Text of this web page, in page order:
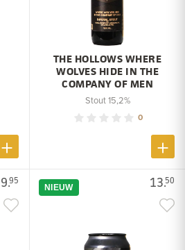
THE HOLLOWS WHERE
WOLVES HIDE IN THE
COMPANY OF MEN
Stout 15,2%
0
9.95 13.50
NIEUW